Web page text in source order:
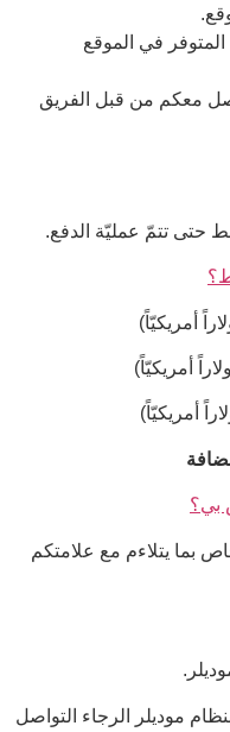
في الموقع
معكم من قبل الفريق
حتى تتمّ عمليّة الدفع.
بي؟
بما يتلاءم مع علامتكم
موديلر الرجاء التواصل